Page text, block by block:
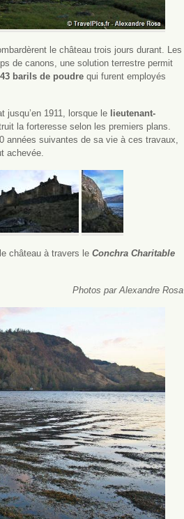
le château trois jours durant. Les
de canons, une solution terrestre permit
barils de poudre qui furent employés
jusqu’en 1911, lorsque le lieutenant-
la forteresse selon les premiers plans.
années suivantes de sa vie à ces travaux,
achevée.
château à travers le Conchra Charitable
Photos par Alexandre Rosa